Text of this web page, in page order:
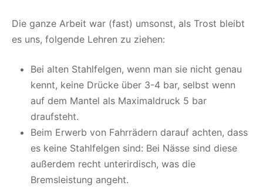
Die ganze Arbeit war (fast) umsonst, als Trost bleibt
es uns, folgende Lehren zu ziehen:
Bei alten Stahlfelgen, wenn man sie nicht genau
kennt, keine Drücke über 3-4 bar, selbst wenn
auf dem Mantel als Maximaldruck 5 bar
draufsteht.
Beim Erwerb von Fahrrädern darauf achten, dass
es keine Stahlfelgen sind: Bei Nässe sind diese
außerdem recht unterirdisch, was die
Bremsleistung angeht.